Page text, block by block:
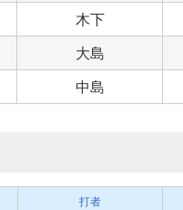
木下
大島
中島
打者